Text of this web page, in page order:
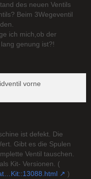
des neuen Ventils
Beim 3Wegeventil
ich mich,ob der
genung ist?!
vorne
ist defekt. Die
Gibt es die Spulen
Ventil tauschen.
Kit- Versionen. (
)